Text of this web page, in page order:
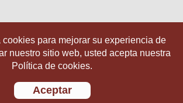
cookies para mejorar su experiencia de
nuestro sitio web, usted acepta nuestra
Política de cookies.
Aceptar